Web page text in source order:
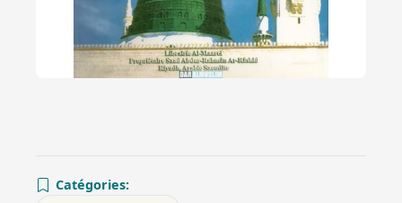
Catégories: